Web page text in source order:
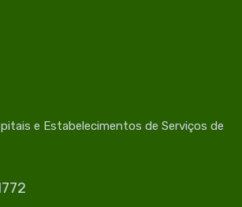
e Estabelecimentos de Serviços de